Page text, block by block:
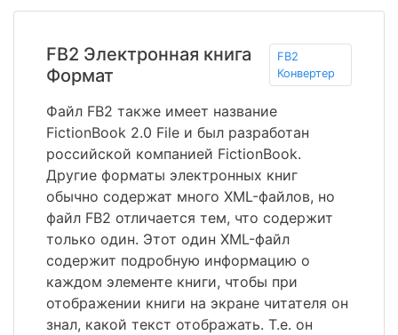
FB2 Электронная книга
Формат
FB2
Конвертер
Файл FB2 также имеет название
FictionBook 2.0 File и был разработан
российской компанией FictionBook.
Другие форматы электронных книг
обычно содержат много XML-файлов, но
файл FB2 отличается тем, что содержит
только один. Этот один XML-файл
содержит подробную информацию о
каждом элементе книги, чтобы при
отображении книги на экране читателя он
знал, какой текст отображать. Т.е. он